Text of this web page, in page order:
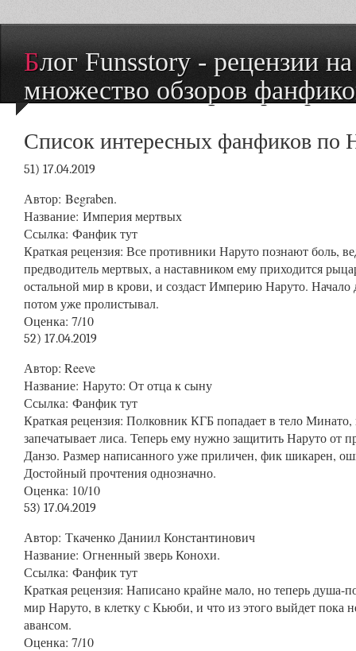
Блог Funsstory - рецензии на книги и
множество обзоров
Список интересных фанфиков по
51) 17.04.2019
Автор: Begraben.
Название: Империя мертвых
Ссылка: Фанфик тут
Краткаярецензия: Все противники Наруто познают боль,
предводитель мертвых, а наставником ему приходится
остальной мир в крови, и создаст Империю Наруто. Начало
потом уже пролистывал.
Оценка: 7/10
52) 17.04.2019
Автор: Reeve
Название: Наруто: От отца к сыну
Ссылка: Фанфик тут
Краткаярецензия: Полковник КГБ попадает в тело Минато,
запечатывает лиса. Теперь ему нужно защитить Наруто от
Данзо. Размер написанного уже приличен, фик шикарен,
Достойный прочтения однозначно.
Оценка: 10/10
53) 17.04.2019
Автор: Ткаченко Даниил Константинович
Название: Огненный зверь Конохи.
Ссылка: Фанфик тут
Краткаярецензия: Написано крайне мало, но теперь душа-
мир Наруто, в клетку с Кьюби, и что из этого выйдет пока
авансом.
Оценка: 7/10